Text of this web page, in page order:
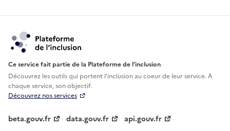
Ce service fait partie de la Plateforme de l’inclusion
Découvrez les outils qui portent l'inclusion aucoeur de leur service. A
chaque service, son objectif.
Découvrez nos services
beta.gouv.fr data.gouv.fr api.gouv.fr